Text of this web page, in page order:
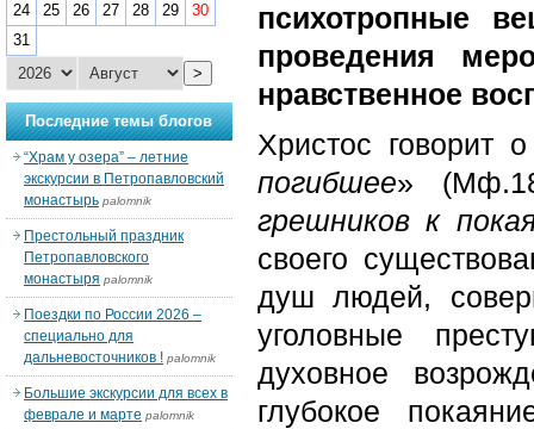
психотропные
проведения
нравственное
Христос говорит
погибшее»
грешников к
своего
душ людей,
уголовные
духовное
глубокое
24
25 26 27 28 29
30
31
>
Последние темы блогов
“Храм у озера” – летние
экскурсии в Петропавловский
монастырь palomnik
Престольный праздник
Петропавловского
монастыря palomnik
Поездки по России 2026 –
специально для
дальневосточников ! palomnik
Большие экскурсии для всех в
феврале и марте palomnik